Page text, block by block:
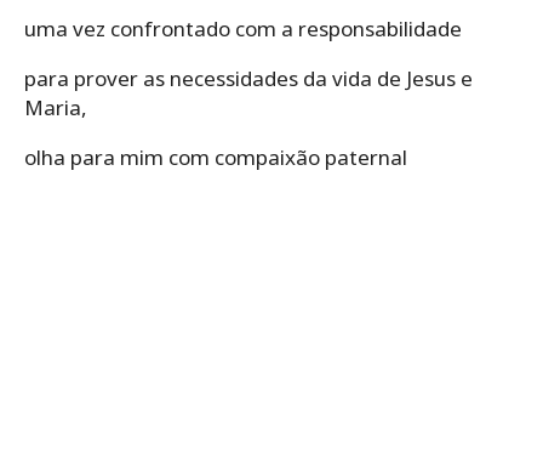
uma vez confrontado com a responsabilidade
para prover as necessidades da vida de Jesus e
Maria,
olha para mim com compaixão paternal